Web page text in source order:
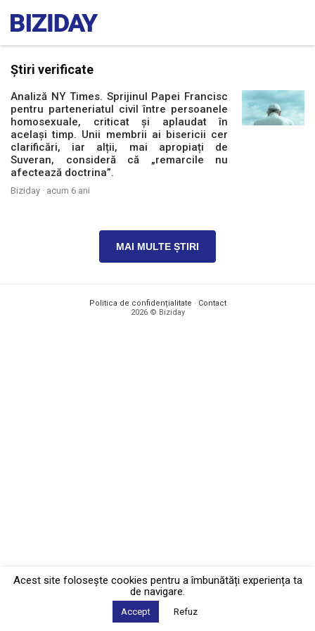
Știri verificate
Analiză NY Times. Sprijinul Papei Francisc
pentru parteneriatul civil între persoanele
homosexuale, criticat și aplaudat în
același timp. Unii membrii ai bisericii cer
clarificări, iar alții, mai apropiați de
Suveran, consideră că „remarcile nu
afectează doctrina”.
Biziday · acum 6 ani
MAI MULTE ȘTIRI
Politica de confidențialitate · Contact
2026 © Biziday
Acest site foloseşte cookies pentru a îmbunătăți experiența ta
de navigare.
Accept Refuz